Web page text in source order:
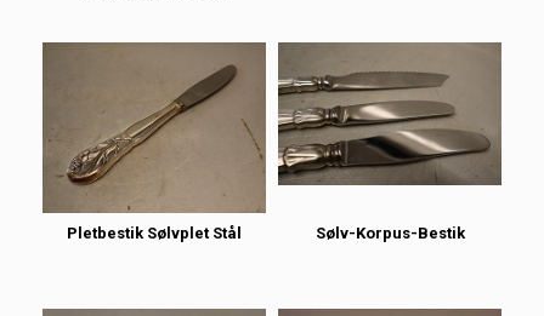
Pletbestik Sølvplet Stål Sølv-Korpus-Bestik